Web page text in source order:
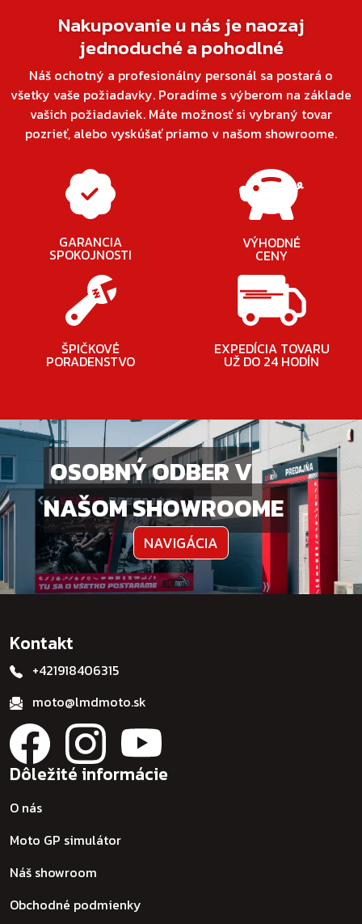
Nakupovanie u nás je naozaj
jednoduché a pohodlné
Náš ochotný a profesionálny personál sa postará o
všetky vaše požiadavky. Poradíme s výberom na základe
vašich požiadaviek. Máte možnosť si vybraný tovar
pozrieť, alebo vyskúšať priamo v našom showroome.
GARANCIA
SPOKOJNOSTI
VÝHODNÉ
CENY
ŠPIČKOVÉ
PORADENSTVO
EXPEDÍCIA TOVARU
UŽ DO 24 HODÍN
OSOBNÝ ODBER V
NAŠOM SHOWROOME
NAVIGÁCIA
Kontakt
+421918406315
moto@lmdmoto.sk
Dôležité informácie
O nás
Moto GP simulátor
Náš showroom
Obchodné podmienky